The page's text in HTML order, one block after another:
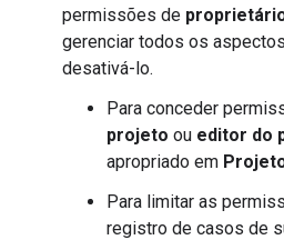
permissões de
gerenciar todos os
desativá-lo.
Para conceder
projeto ou editor do
apropriado em
Para limitar as
registro de casos de